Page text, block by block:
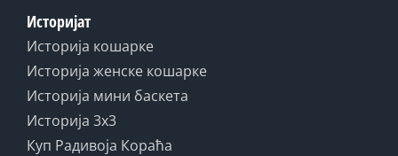
Историјат
Историја кошарке
Историја женске кошарке
Историја мини баскета
Историја 3x3
Куп Радивоја Кораћа